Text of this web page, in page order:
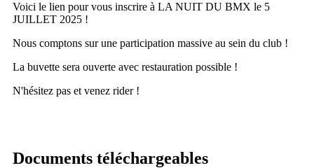
Voici le lien pour vous inscrire à LA NUIT DU BMX le 5
JUILLET 2025 !
Nous comptons sur une participation massive au sein du club !
La buvette sera ouverte avec restauration possible !
N'hésitez pas et venez rider !
Documents téléchargeables